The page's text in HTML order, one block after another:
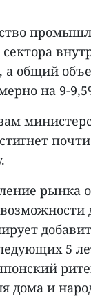
а общий
на 9-
рынка
5
дома и